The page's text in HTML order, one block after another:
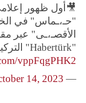
🎥أول ظهور
"حـ،ـماس" في
الأقصـ،ـى" عبر
"Habertürk" التركية.
vppFqgPHK2
— TR99 (@TR99media)
14, 2023